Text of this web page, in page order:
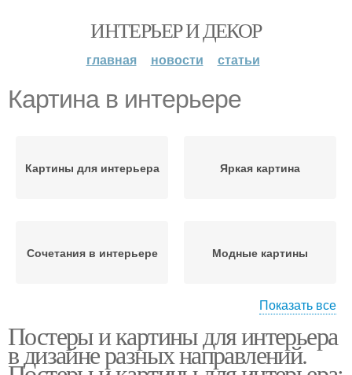
ИНТЕРЬЕР И ДЕКОР
главная новости статьи
Картина в интерьере
Картины для интерьера Яркая картина
Сочетания в интерьере Модные картины
интерьере
Картины на стене
Показать все
Постеры и картины для интерьера
в дизайне разных направлений.